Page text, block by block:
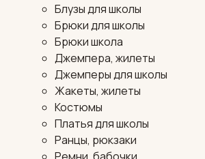
Блузы для школы
Брюки для школы
Брюки школа
Джемпера, жилеты
Джемперы для школы
Жакеты, жилеты
Костюмы
Платья для школы
Ранцы, рюкзаки